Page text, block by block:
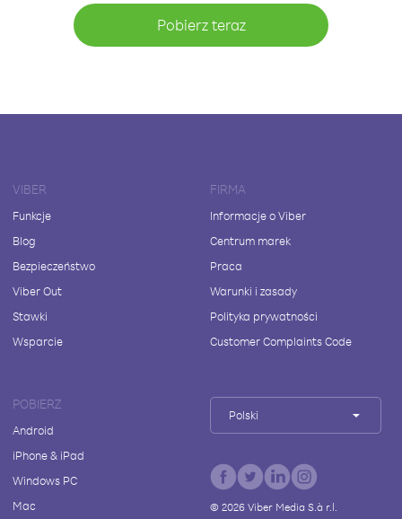
Pobierz teraz
VIBER
Funkcje
Blog
Bezpieczeństwo
Viber Out
Stawki
Wsparcie
FIRMA
Informacje o Viber
Centrum marek
Praca
Warunki i zasady
Polityka prywatności
Customer Complaints Code
POBIERZ
Android
iPhone & iPad
Windows PC
Mac
Polski
© 2026Viber Media S.à r.l.